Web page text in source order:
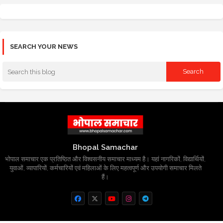
SEARCH YOUR NEWS
Bhopal Samachar
भोपाल समाचार एक प्रतिष्ठित और विश्वसनीय समाचार माध्यम है। यहां नागरिकों, विद्यार्थियों,
युवाओं, व्यापारियों, कर्मचारियों एवं महिलाओं के लिए महत्वपूर्ण और उपयोगी समाचार मिलते
हैं।